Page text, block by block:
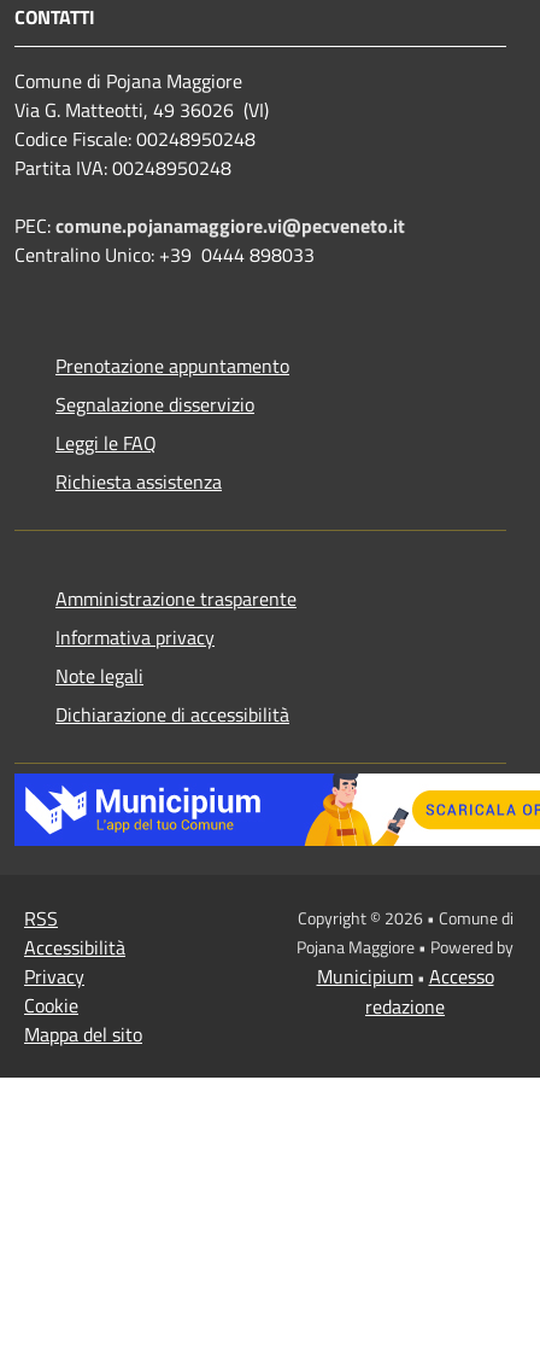
CONTATTI
Comune di Pojana Maggiore
Via G. Matteotti, 49 36026 (VI)
Codice Fiscale: 00248950248
Partita IVA: 00248950248
PEC:comune.pojanamaggiore.vi@pecveneto.it
Centralino Unico: +39 0444 898033
Prenotazione appuntamento
Segnalazione disservizio
Leggi le FAQ
Richiesta assistenza
Amministrazione trasparente
Informativa privacy
Note legali
Dichiarazione di accessibilità
RSS
Accessibilità
Privacy
Cookie
Mappa del sito
Copyright © 2026 • Comune di
Pojana Maggiore • Powered by
Municipium• Accesso
redazione